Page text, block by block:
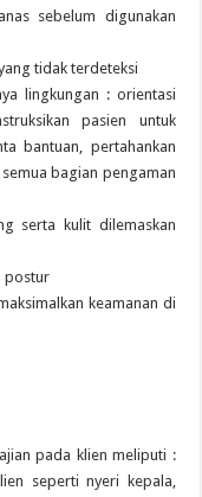
sebelum digunakan
tidak terdeteksi
lingkungan : orientasi
pasien untuk
bantuan, pertahankan
bagian pengaman
serta kulit dilemaskan
postur
keamanan di
pada klien meliputi :
seperti nyeri kepala,